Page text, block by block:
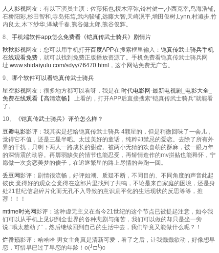
人人影视网友：有以下演员主演：佐藤拓也,榎木淳弥,铃村健一,小西克幸,鸟海浩辅,
石桥阳彩,杉田智和,寺岛拓笃,武内骏辅,远藤大智,天崎滉平,增田俊树,Lynn,村濑步,竹
内良太,木下纱华,泽城千春,熊谷健太郎,熊谷俊辉。
8、 手机端软件app怎么免费看《铠真传武士骑兵》剧情片
秋秋影视网友：您可以用手机打开百度APP在搜索框里输入： 铠真传武士骑兵手机
在线观看免费 ，就可以找到免费正版播放资源了。手机免费看铠真传武士骑兵网
址:www.shidaiyulu.com/sdyy/76470.html ，这个网站免费无广告。
9、 哪个软件可以看铠真传武士骑兵
星空影视网友：很多地方都可以看呀，我是在 时代电影网-最新电视剧_电影大全_
免费在线观看【高清流畅】
上看的，打开APP后直接搜索“铠真传武士骑兵”就能看
了。
10、
《铠真传武士骑兵》评价怎么样？
豆瓣电影影评：我其实是想给铠真传武士骑兵 4颗星的，但是稍微回味了一会儿，
觉得它不值，还是三星半吧。太过美好的童话，纯粹却禁忌的爱恋。去除了所有外
界的干扰，只剩下两人一路成长的甜蜜。被两小无猜的欢喜萌的酥麻，被一眼万年
的深情震的动容。再孱弱缺失的情节也能忍受，再矫情造作的mv拼贴也能释怀，宁
愿做一次贪恋美梦的傻子，在追逐繁星的路上尽情的奔跑一回。
丢豆网影评：剧情很流畅，好评如潮、质疑不断，不同目的、不同角度的声音此起
彼伏,觉得好的观众会觉得在这部片里找到了共鸣，不论是来自家庭的困境，还是身
处21世纪信息碎片化而无孔不入导致的意识扁平化的生活现状的反思等等，推
荐！！！
mtime时光网影评：这种虚无主义在当今21世纪的这个节点已被提起注意，如今我
们可以从手机上见识到全世界的各种悲剧与痛苦，我们可以做的却只是坐一旁
说:“哦太差劲了”，然后继续回到自己的生活中去，我们毕竟又能做什么呢？！
烂番茄影评：哈哈哈 男女主角真是清新可爱，看了之后，让我蠢蠢欲动，好像想早
恋，可惜早已过了早恋的年龄！o(╯□╰)o